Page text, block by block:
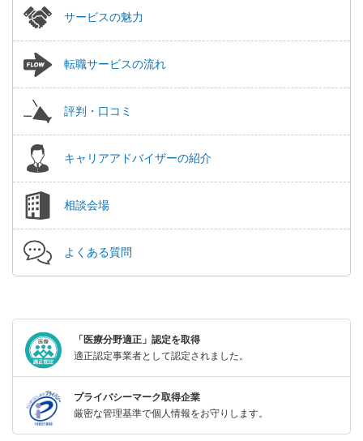
サービスの魅力
転職サービスの流れ
評判・口コミ
キャリアアドバイザーの紹介
相談会場
よくある質問
「医療分野適正」認定を取得
適正認定事業者として認定されました。
プライバシーマーク取得企業
厳密な管理基準で個人情報をお守りします。